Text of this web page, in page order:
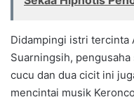
Didampingi istri tercinta
Suarningsih,
cucu dan dua cicit ini
mencintai musik